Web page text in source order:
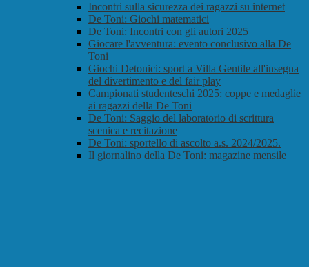
Incontri sulla sicurezza dei ragazzi su internet
De Toni: Giochi matematici
De Toni: Incontri con gli autori 2025
Giocare l'avventura: evento conclusivo alla De
Toni
Giochi Detonici: sport a Villa Gentile all'insegna
del divertimento e del fair play
Campionati studenteschi 2025: coppe e medaglie
ai ragazzi della De Toni
De Toni: Saggio del laboratorio di scrittura
scenica e recitazione
De Toni: sportello di ascolto a.s. 2024/2025.
Il giornalino della De Toni: magazine mensile